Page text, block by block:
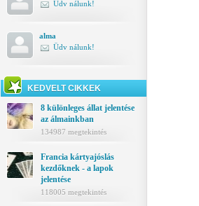
Üdv nálunk!
alma
Üdv nálunk!
KEDVELT CIKKEK
8 különleges állat jelentése
az álmainkban
134987 megtekintés
Francia kártyajóslás
kezdőknek - a lapok
jelentése
118005 megtekintés